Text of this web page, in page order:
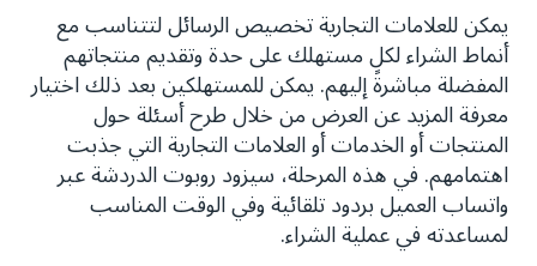
يمكن للعلامات التجارية تخصيص الرسائل لتتناسب مع
أنماط الشراء لكل مستهلك على حدة وتقديم منتجاتهم
المفضلة مباشرةً إليهم. يمكن للمستهلكين بعد ذلك اختيار
معرفة المزيد عن العرض من خلال طرح أسئلة حول
المنتجات أو الخدمات أو العلامات التجارية التي جذبت
اهتمامهم. في هذه المرحلة، سيزود روبوت الدردشة عبر
واتساب العميل بردود تلقائية وفي الوقت المناسب
لمساعدته في عملية الشراء.